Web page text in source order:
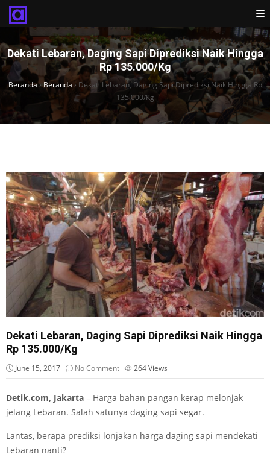
Dekati Lebaran, Daging Sapi Diprediksi Naik Hingga
Rp 135.000/Kg
Beranda›Beranda › Dekati Lebaran, Daging Sapi Diprediksi Naik Hingga Rp
135.000/Kg
Dekati Lebaran, Daging Sapi Diprediksi Naik Hingga
Rp 135.000/Kg
June 15, 2017 No Comment 264Views
Detik.com, Jakarta – Harga bahan pangan kerap melonjak
jelang Lebaran. Salah satunya daging sapi segar.
Lantas, berapa prediksi lonjakan harga daging sapi mendekati
Lebaran nanti?